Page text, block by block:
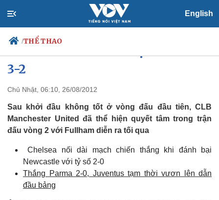
English
/THỂ THAO
Chính trị
Đảng
Tổ chức nhân sự
Quốc hội
Nhận diện sự thật
Tin 24h
Dự báo thời tiết
Giáo dục
Dấu ấn VOV
Việc làm
3-2
Chủ Nhật, 06:10, 26/08/2012
Sau khởi đầu không tốt ở vòng đấu đầu tiên, CLB
Manchester United đã thể hiện quyết tâm trong trận
đấu vòng 2 với Fullham diễn ra tối qua
Chelsea nối dài mạch chiến thắng khi đánh bại
Newcastle với tỷ số 2-0
Thắng Parma 2-0, Juventus tạm thời vươn lên dẫn
đầu bảng